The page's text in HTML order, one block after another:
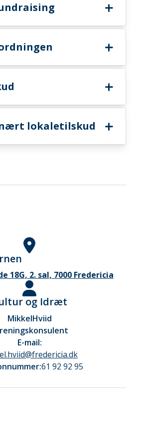
lokaletilskud
18G, 2. sal, 7000 Fredericia
og Idræt
MikkelHviid
E-mail:
61 92 92 95